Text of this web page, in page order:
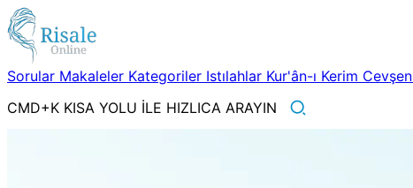
Sorular Makaleler Kategoriler Istılahlar Kur'ân-ı Kerim Cevşen
CMD+K KISA YOLU İLE HIZLICA ARAYIN